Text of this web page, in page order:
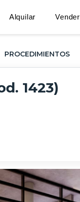
Alquilar Vender
PROCEDIMIENTOS
1423)